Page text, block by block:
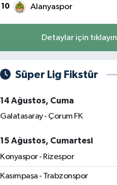
10 Alanyaspor
Detaylar için tıklayın
Süper Lig Fikstür
14 Ağustos, Cuma
Galatasaray - Çorum FK
15 Ağustos, Cumartesi
Konyaspor - Rizespor
Kasımpaşa - Trabzonspor